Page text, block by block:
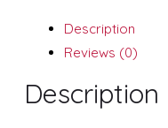
Description
Reviews (0)
Description